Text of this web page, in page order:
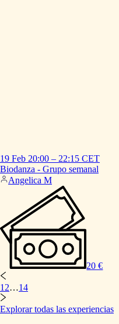
19 Feb 20:00 – 22:15 CET
Biodanza - Grupo semanal
Angelica M
20 €
1 2…14
Explorar todas las experiencias